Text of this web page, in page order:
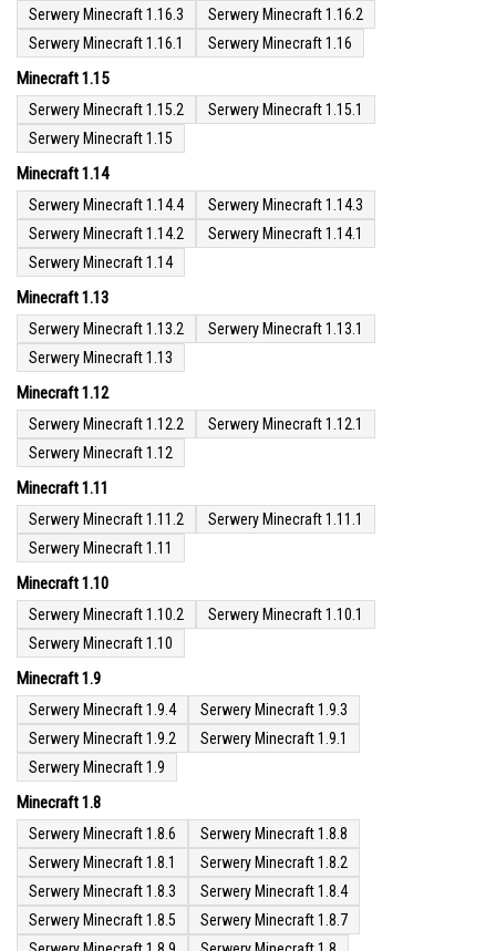
Serwery Minecraft 1.16.3
Serwery Minecraft 1.16.2
Serwery Minecraft 1.16.1
Serwery Minecraft 1.16
Minecraft 1.15
Serwery Minecraft 1.15.2
Serwery Minecraft 1.15.1
Serwery Minecraft 1.15
Minecraft 1.14
Serwery Minecraft 1.14.4
Serwery Minecraft 1.14.3
Serwery Minecraft 1.14.2
Serwery Minecraft 1.14.1
Serwery Minecraft 1.14
Minecraft 1.13
Serwery Minecraft 1.13.2
Serwery Minecraft 1.13.1
Serwery Minecraft 1.13
Minecraft 1.12
Serwery Minecraft 1.12.2
Serwery Minecraft 1.12.1
Serwery Minecraft 1.12
Minecraft 1.11
Serwery Minecraft 1.11.2
Serwery Minecraft 1.11.1
Serwery Minecraft 1.11
Minecraft 1.10
Serwery Minecraft 1.10.2
Serwery Minecraft 1.10.1
Serwery Minecraft 1.10
Minecraft 1.9
Serwery Minecraft 1.9.4
Serwery Minecraft 1.9.3
Serwery Minecraft 1.9.2
Serwery Minecraft 1.9.1
Serwery Minecraft 1.9
Minecraft 1.8
Serwery Minecraft 1.8.6
Serwery Minecraft 1.8.8
Serwery Minecraft 1.8.1
Serwery Minecraft 1.8.2
Serwery Minecraft 1.8.3
Serwery Minecraft 1.8.4
Serwery Minecraft 1.8.5
Serwery Minecraft 1.8.7